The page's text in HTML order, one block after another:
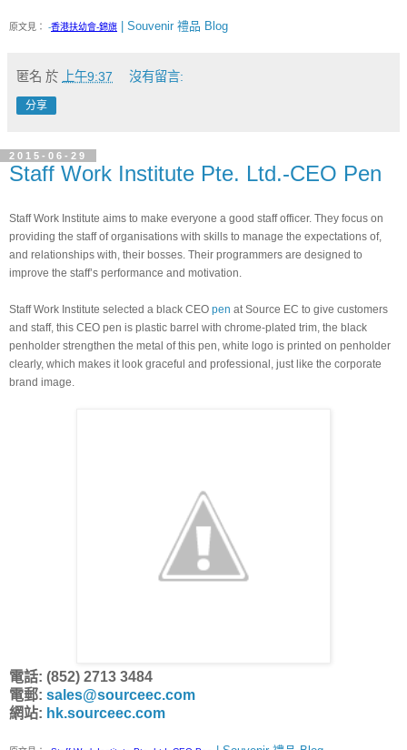
原文見： -香港扶幼會-錦旗 | Souvenir 禮品 Blog
匿名 於 上午9:37 沒有留言:
分享
2015-06-29
Staff Work Institute Pte. Ltd.-CEO Pen
Staff Work Institute aims to make everyone a good staff officer. They focus on
providing the staff of organisations with skills to manage the expectations of,
and relationships with, their bosses. Their programmers are designed to
improve the staff’s performance and motivation.
Staff Work Institute selected a black CEO pen at Source EC to give customers
and staff, this CEO pen is plastic barrel with chrome-plated trim, the black
penholder strengthen the metal of this pen, white logo is printed on penholder
clearly, which makes it look graceful and professional, just like the corporate
brand image.
電話: (852) 2713 3484
電郵: sales@sourceec.com
網站: hk.sourceec.com